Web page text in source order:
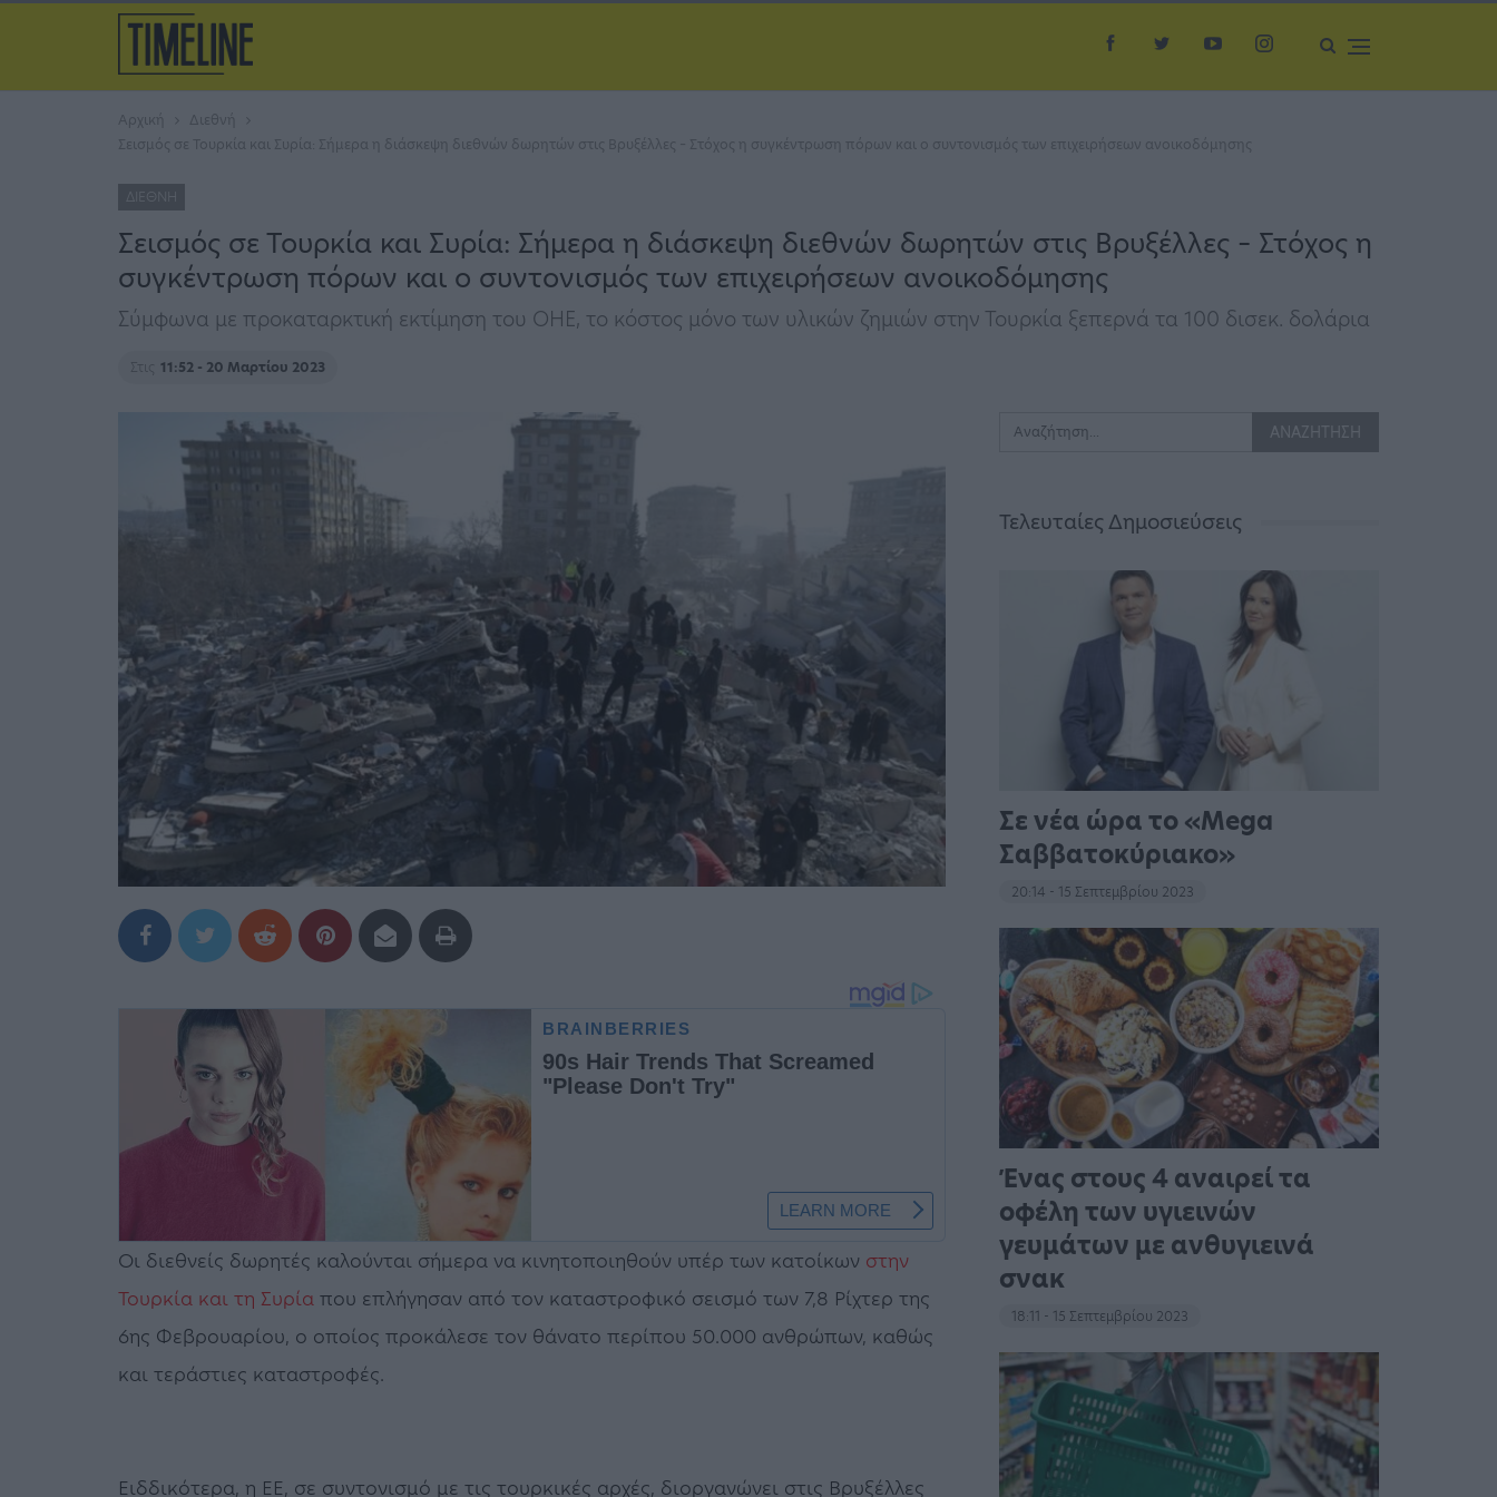
Αρχική
Διεθνή
Σεισμός σε Τουρκία και Συρία: Σήμερα η διάσκεψη διεθνών δωρητών στις Βρυξέλλες – Στόχος η συγκέντρωση πόρων και ο συντονισμός των επιχειρήσεων ανοικοδόμησης
ΔΙΕΘΝΉ
Σεισμός σε Τουρκία και Συρία: Σήμερα η διάσκεψη διεθνών δωρητών στις Βρυξέλλες – Στόχος η
συγκέντρωση πόρων και ο συντονισμός των επιχειρήσεων ανοικοδόμησης
Σύμφωνα με προκαταρκτική εκτίμηση του ΟΗΕ, το κόστος μόνο των υλικών ζημιών στην Τουρκία ξεπερνά τα 100 δισεκ. δολάρια
Στις 11:52 - 20 Μαρτίου 2023
Οι διεθνείς δωρητές καλούνται σήμερα να κινητοποιηθούν υπέρ των κατοίκων στην
Τουρκία και τη Συρία που επλήγησαν από τον καταστροφικό σεισμό των 7,8 Ρίχτερ της
6ης Φεβρουαρίου, o οποίος προκάλεσε τον θάνατο περίπου 50.000 ανθρώπων, καθώς
και τεράστιες καταστροφές.
Ειδδικότερα, η ΕΕ, σε συντονισμό με τις τουρκικές αρχές, διοργανώνει στις Βρυξέλλες
Τελευταίες Δημοσιεύσεις
Σε νέα ώρα το «Mega
Σαββατοκύριακο»
20:14 - 15 Σεπτεμβρίου 2023
Ένας στους 4 αναιρεί τα
οφέλη των υγιεινών
γευμάτων με ανθυγιεινά
σνακ
18:11 - 15 Σεπτεμβρίου 2023